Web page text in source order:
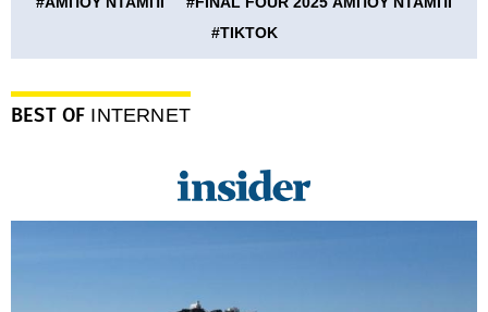
#TIKTOK
BEST OF INTERNET